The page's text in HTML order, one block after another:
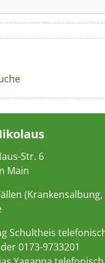
Str. 6
Main
Schultheis
0173-9733201